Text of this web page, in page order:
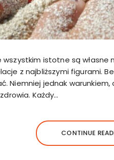
wszystkim istotne są własne
z najbliższymi figurami.
Niemniej jednak
Każdy…
CONTINUE